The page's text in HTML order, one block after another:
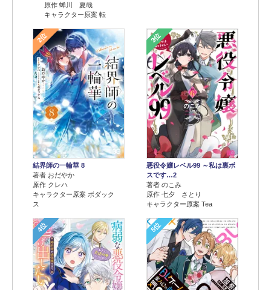
原作 蝉川 夏哉
キャラクター原案 転
2位
結界師の一輪華 8
著者 おだやか
原作 クレハ
キャラクター原案 ボダック
ス
3位
悪役令嬢レベル99 ～私は裏ボ
スです…2
著者 のこみ
原作 七夕 さとり
キャラクター原案 Tea
4位 5位